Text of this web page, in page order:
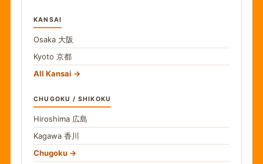
KANSAI
Osaka 大阪
Kyoto 京都
All Kansai
CHUGOKU / SHIKOKU
Hiroshima 広島
Kagawa 香川
Chugoku